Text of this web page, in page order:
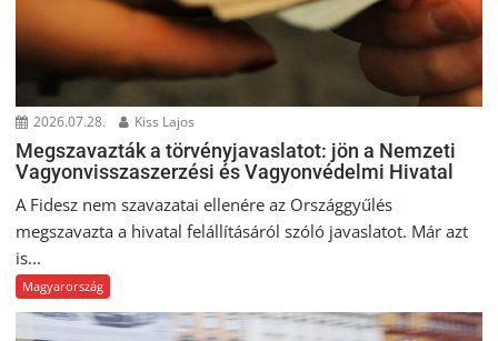
2026.07.28. Kiss Lajos
Megszavazták a törvényjavaslatot: jön a Nemzeti
Vagyonvisszaszerzési és Vagyonvédelmi Hivatal
A Fidesz nem szavazatai ellenére az Országgyűlés
megszavazta a hivatal felállításáról szóló javaslatot. Már azt
is...
Magyarország